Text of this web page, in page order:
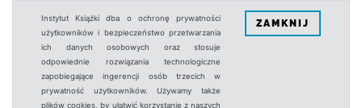
Instytut Książki dba o ochronę prywatności
użytkowników i bezpieczeństwo przetwarzania
ich danych osobowych oraz stosuje
odpowiednie rozwiązania technologiczne
zapobiegające ingerencji osób trzecich w
prywatność użytkowników. Używamy także
plików cookies, by ułatwić korzystanie z naszych
ZAMKNIJ